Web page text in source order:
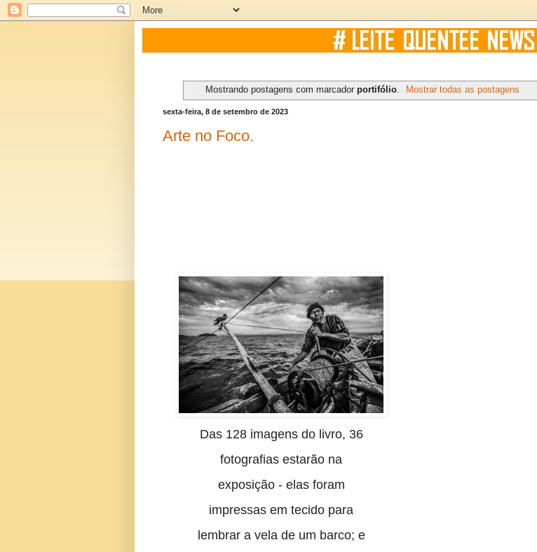
Mostrando postagens com marcador portifólio. Mostrar todas as postagens
sexta-feira, 8 de setembro de 2023
Arte no Foco.
Das 128 imagens do livro, 36
fotografias estarão na
exposição - elas foram
impressas em tecido para
lembrar a vela de um barco; e